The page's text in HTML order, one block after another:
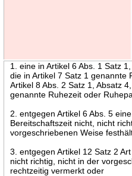
1. eine in Artikel 6 Abs. 1 Satz
die in Artikel 7 Satz 1 genannte
Artikel 8 Abs. 2 Satz 1, Absatz
genannte Ruhezeit oder
2. entgegen Artikel 6 Abs. 5
Bereitschaftszeit nicht, nicht
vorgeschriebenen Weise
3. entgegen Artikel 12 Satz 2
nicht richtig, nicht in der
rechtzeitig vermerkt oder